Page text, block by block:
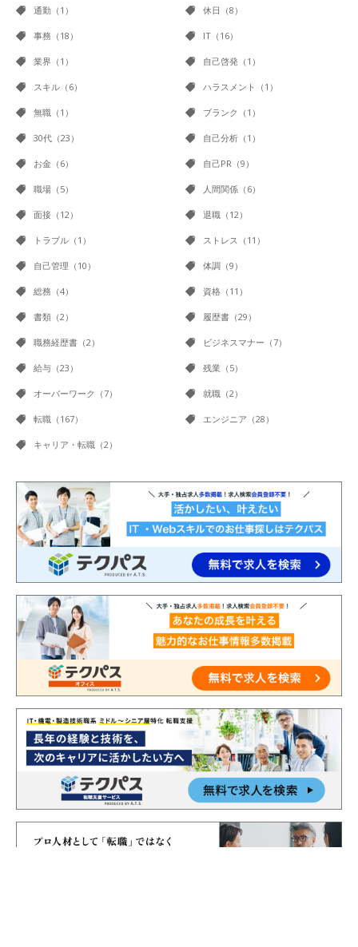
通勤（1） 休日（8）
事務（18） IT（16）
業界（1） 自己啓発（1）
スキル（6） ハラスメント（1）
無職（1） ブランク（1）
30代（23） 自己分析（1）
お金（6） 自己PR（9）
職場（5） 人間関係（6）
面接（12） 退職（12）
トラブル（1） ストレス（11）
自己管理（10） 体調（9）
総務（4） 資格（11）
書類（2） 履歴書（29）
職務経歴書（2） ビジネスマナー（7）
給与（23） 残業（5）
オーバーワーク（7） 就職（2）
転職（167） エンジニア（28）
キャリア・転職（2）